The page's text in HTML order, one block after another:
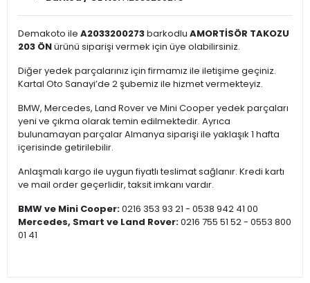
Demakoto ile A2033200273barkodlu AMORTİSÖR TAKOZU
203 ÖNürünü siparişi vermek için üye olabilirsiniz.
Diğer yedek parçalarınız için firmamız ile iletişime geçiniz.
Kartal Oto Sanayi’de 2 şubemiz ile hizmet vermekteyiz.
BMW, Mercedes, Land Rover ve Mini Cooper yedek parçaları
yeni ve çıkma olarak temin edilmektedir. Ayrıca
bulunamayan parçalar Almanya siparişi ile yaklaşık 1 hafta
içerisinde getirilebilir.
Anlaşmalı kargo ile uygun fiyatlı teslimat sağlanır. Kredi kartı
ve mail order geçerlidir, taksit imkanı vardır.
BMW ve Mini Cooper:0216 353 93 21 - 0538 942 41 00
Mercedes, Smart ve Land Rover:0216 755 51 52 - 0553 800
01 41